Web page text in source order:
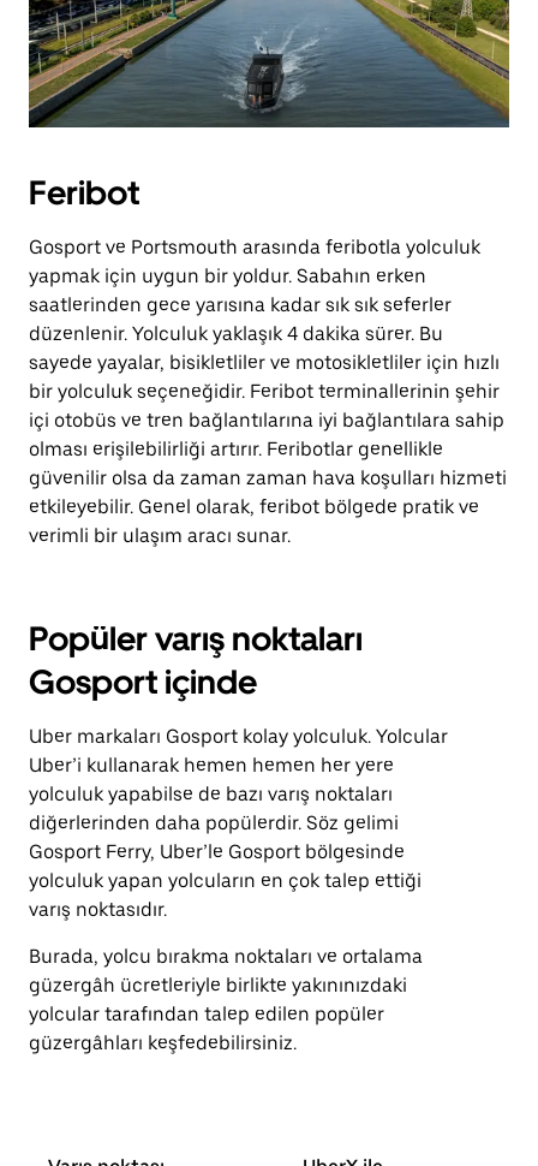
Feribot
Gosport ve Portsmouth arasında feribotla yolculuk
yapmak için uygun bir yoldur. Sabahın erken
saatlerinden gece yarısına kadar sık sık seferler
düzenlenir. Yolculuk yaklaşık 4 dakika sürer. Bu
sayede yayalar, bisikletliler ve motosikletliler için hızlı
bir yolculuk seçeneğidir. Feribot terminallerinin şehir
içi otobüs ve tren bağlantılarına iyi bağlantılara sahip
olması erişilebilirliği artırır. Feribotlar genellikle
güvenilir olsa da zaman zaman hava koşulları hizmeti
etkileyebilir. Genel olarak, feribot bölgede pratik ve
verimli bir ulaşım aracı sunar.
Popüler varış noktaları
Gosport içinde
Uber markaları Gosport kolay yolculuk. Yolcular
Uber’i kullanarak hemen hemen her yere
yolculuk yapabilse de bazı varış noktaları
diğerlerinden daha popülerdir. Söz gelimi
Gosport Ferry, Uber’le Gosport bölgesinde
yolculuk yapan yolcuların en çok talep ettiği
varış noktasıdır.
Burada, yolcu bırakma noktaları ve ortalama
güzergâh ücretleriyle birlikte yakınınızdaki
yolcular tarafından talep edilen popüler
güzergâhları keşfedebilirsiniz.